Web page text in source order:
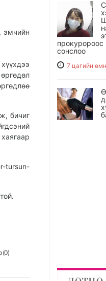
эмчийн
бичиг
tursun-
(0)
прокуророос
сонслоо
7 цагийн